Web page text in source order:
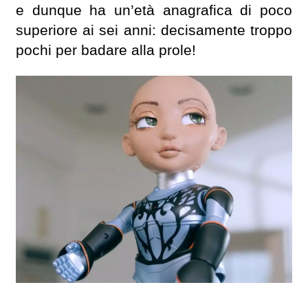
e dunque ha un’età anagrafica di poco
superiore ai sei anni: decisamente troppo
pochi per badare alla prole!